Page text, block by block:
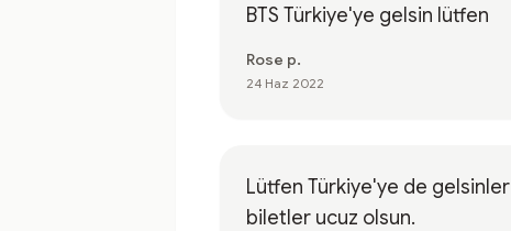
BTS Türkiye'ye gelsin lütfen
Rose p.
24 Haz 2022
Lütfen Türkiye'ye de gelsinler
biletler ucuz olsun.